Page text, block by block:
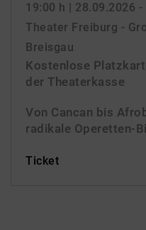
19:00 h | 28.09.2026
Theater Freiburg -
Breisgau
Kostenlose
der Theaterkasse
Von Cancan bis
radikale Operetten-
Ticket